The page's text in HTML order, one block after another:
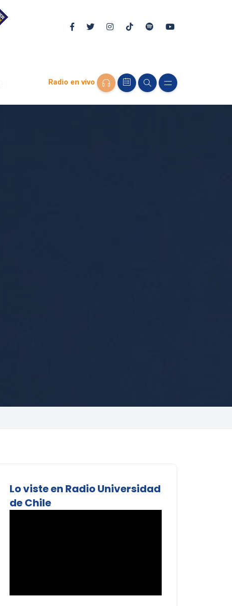
Radio en vivo
Lo viste en Radio Universidad
de Chile